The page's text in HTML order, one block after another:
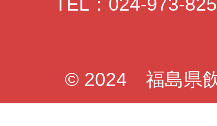
© 2024 福島県